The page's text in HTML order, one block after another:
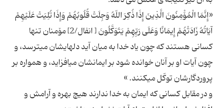
«إِنَّمَا الْمُۆْمِنُونَ الَّذِینَ إِذَا ذُكِرَ اللّهُ وَجِلَتْ قُلُوبُهُمْ وَإِذَا تُلِیَتْ عَلَیْهِمْ
آیَاتُهُ زَادَتْهُمْ إِیمَانًا وَعَلَى رَبِّهِمْ یَتَوَكَّلُونَ [ انفال/2] مۆمنان تنها
كسانى هستند كه چون یاد خدا به میان آید دل‏هایشان مى‏ترسد، و
چون آیات او بر آنان خوانده شود بر ایمانشان مى‏افزاید، و همواره بر
و در مقابل كسانی كه ایمان به خدا ندارند هیچ بهره و آرامش و